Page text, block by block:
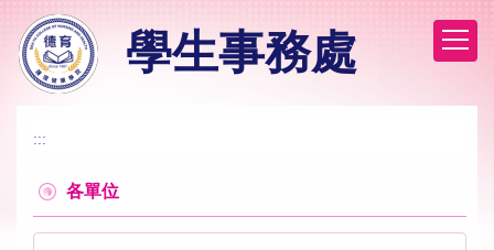
到
主
學生事務處
:::
各單位